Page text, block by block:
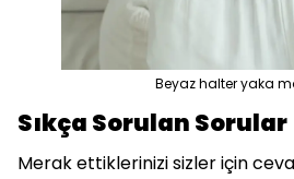
Beyaz halter yaka
Sıkça Sorulan Sorular
Merak ettiklerinizi sizler için